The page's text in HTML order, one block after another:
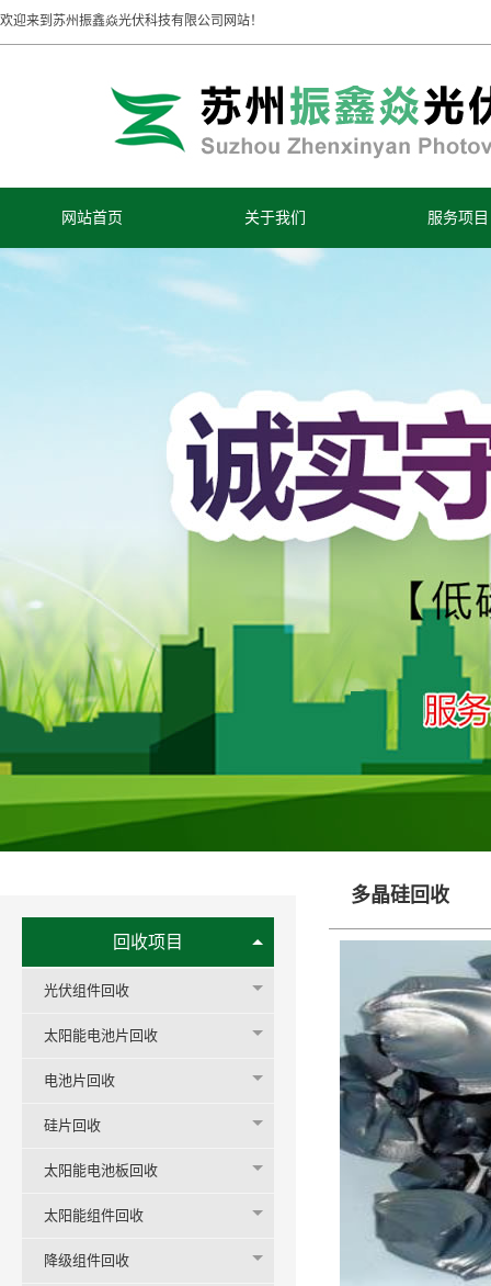
欢迎来到苏州振鑫焱光伏科技有限公司网站！
网站首页 关于我们 服务项目
回收项目
光伏组件回收
太阳能电池片回收
电池片回收
硅片回收
太阳能电池板回收
太阳能组件回收
降级组件回收
多晶硅回收